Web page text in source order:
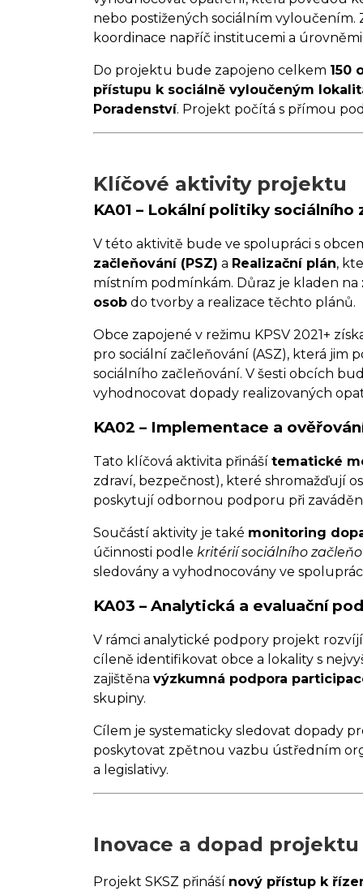
nebo postižených sociálním
koordinace napříč institucemi a úrovněmi
Do projektu bude zapojeno celkem 150
přístupu k sociálně vyloučeným
Poradenství. Projekt počítá s přímou
Klíčové aktivity projektu
KA01 – Lokální politiky sociálního
V této aktivitě bude ve spolupráci s
začleňování (PSZ) a Realizační plán,
místním podmínkám. Důraz je kladen na
osob do tvorby a realizace těchto plánů.
Obce zapojené v režimu KPSV 2021+
pro sociální začleňování (ASZ), která jim
sociálního začleňování. V šesti obcích
vyhodnocovat dopady realizovaných
KA02 – Implementace a
Tato klíčová aktivita přináší tematické
zdraví, bezpečnost), které shromažďují
poskytují odbornou podporu při
Součástí aktivity je také monitoring
účinnosti podle kritérií sociálního
sledovány a vyhodnocovány ve
KA03 – Analytická a evaluační
V rámci analytické podpory projekt
cíleně identifikovat obce a lokality s
zajištěna výzkumná podpora
skupiny.
Cílem je systematicky sledovat dopady
poskytovat zpětnou vazbu ústředním
a legislativy.
Inovace a dopad projektu
Projekt SKSZ přináší nový přístup k